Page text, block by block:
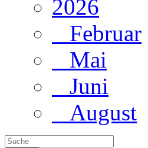
2026
Februar
Mai
Juni
August